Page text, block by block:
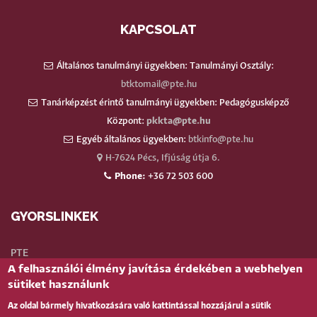
KAPCSOLAT
Általános tanulmányi ügyekben: Tanulmányi Osztály:
btktomail@pte.hu
Tanárképzést érintő tanulmányi ügyekben: Pedagógusképző
Központ: pkkta@pte.hu
Egyéb általános ügyekben: btkinfo@pte.hu
H-7624 Pécs, Ifjúság útja 6.
Phone: +36 72 503 600
GYORSLINKEK
PTE
Neptun
Telefonkönyv
A felhasználói élmény javítása érdekében a webhelyen
sütiket használunk
Az oldal bármely hivatkozására való kattintással hozzájárul a sütik